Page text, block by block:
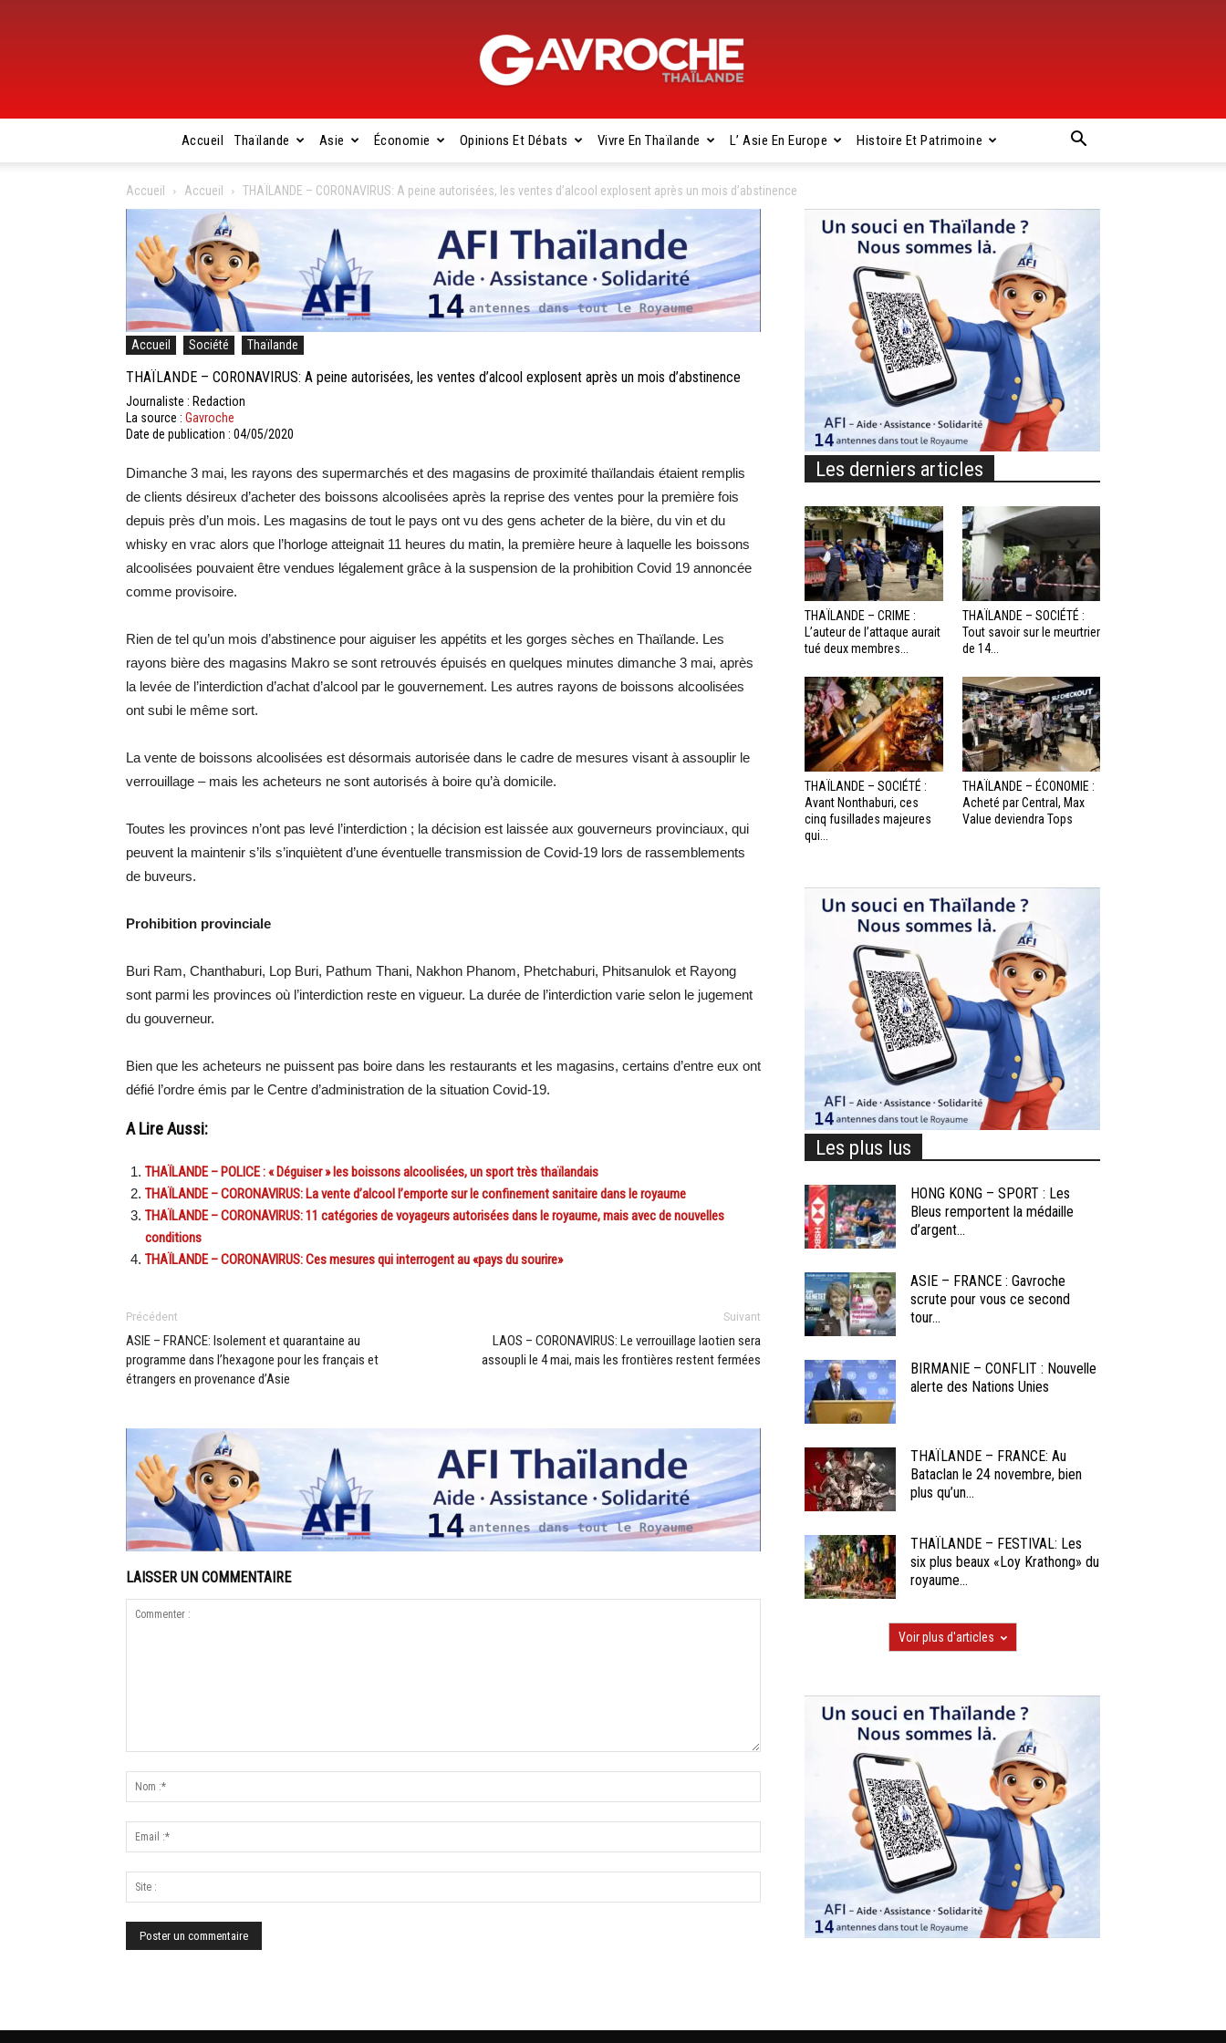
Gavroche
Thaïlande
Accueil Thaïlande Asie Économie Opinions Et Débats Vivre En Thaïlande L’ Asie En Europe Histoire Et Patrimoine
Accueil Accueil THAÏLANDE – CORONAVIRUS: A peine autorisées, les ventes d’alcool explosent après un mois d’abstinence
Accueil Société Thaïlande
THAÏLANDE – CORONAVIRUS: A peine autorisées, les ventes d’alcool explosent après un mois d’abstinence
Journaliste : Redaction
La source : Gavroche
Date de publication : 04/05/2020
Dimanche 3 mai, les rayons des supermarchés et des magasins de proximité thaïlandais étaient remplis
de clients désireux d’acheter des boissons alcoolisées après la reprise des ventes pour la première fois
depuis près d’un mois. Les magasins de tout le pays ont vu des gens acheter de la bière, du vin et du
whisky en vrac alors que l’horloge atteignait 11 heures du matin, la première heure à laquelle les boissons
alcoolisées pouvaient être vendues légalement grâce à la suspension de la prohibition Covid 19 annoncée
comme provisoire.
Rien de tel qu’un mois d’abstinence pour aiguiser les appétits et les gorges sèches en Thaïlande. Les
rayons bière des magasins Makro se sont retrouvés épuisés en quelques minutes dimanche 3 mai, après
la levée de l’interdiction d’achat d’alcool par le gouvernement. Les autres rayons de boissons alcoolisées
ont subi le même sort.
La vente de boissons alcoolisées est désormais autorisée dans le cadre de mesures visant à assouplir le
verrouillage – mais les acheteurs ne sont autorisés à boire qu’à domicile.
Toutes les provinces n’ont pas levé l’interdiction ; la décision est laissée aux gouverneurs provinciaux, qui
peuvent la maintenir s’ils s’inquiètent d’une éventuelle transmission de Covid-19 lors de rassemblements
de buveurs.
Prohibition provinciale
Buri Ram, Chanthaburi, Lop Buri, Pathum Thani, Nakhon Phanom, Phetchaburi, Phitsanulok et Rayong
sont parmi les provinces où l’interdiction reste en vigueur. La durée de l’interdiction varie selon le jugement
du gouverneur.
Bien que les acheteurs ne puissent pas boire dans les restaurants et les magasins, certains d’entre eux ont
défié l’ordre émis par le Centre d’administration de la situation Covid-19.
A Lire Aussi:
THAÏLANDE – POLICE : « Déguiser » les boissons alcoolisées, un sport très thaïlandais
THAÏLANDE – CORONAVIRUS: La vente d’alcool l’emporte sur le confinement sanitaire dans le royaume
THAÏLANDE – CORONAVIRUS: 11 catégories de voyageurs autorisées dans le royaume, mais avec de nouvelles
conditions
THAÏLANDE – CORONAVIRUS: Ces mesures qui interrogent au «pays du sourire»
Précédent
ASIE – FRANCE: Isolement et quarantaine au
programme dans l’hexagone pour les français et
étrangers en provenance d’Asie
Suivant
LAOS – CORONAVIRUS: Le verrouillage laotien sera
assoupli le 4 mai, mais les frontières restent fermées
LAISSER UN COMMENTAIRE
Les derniers articles
THAÏLANDE – CRIME :
L’auteur de l’attaque aurait
tué deux membres...
THAÏLANDE – SOCIÉTÉ :
Tout savoir sur le meurtrier
de 14...
THAÏLANDE – SOCIÉTÉ :
Avant Nonthaburi, ces
cinq fusillades majeures
qui...
THAÏLANDE – ÉCONOMIE :
Acheté par Central, Max
Value deviendra Tops
Les plus lus
HONG KONG – SPORT : Les
Bleus remportent la médaille
d’argent...
ASIE – FRANCE : Gavroche
scrute pour vous ce second
tour...
BIRMANIE – CONFLIT : Nouvelle
alerte des Nations Unies
THAÏLANDE – FRANCE: Au
Bataclan le 24 novembre, bien
plus qu’un...
THAÏLANDE – FESTIVAL: Les
six plus beaux «Loy Krathong» du
royaume...
Voir plus d'articles